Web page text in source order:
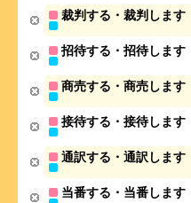
裁判する・裁判します
招待する・招待します
商売する・商売します
接待する・接待します
通訳する・通訳します
当番する・当番します